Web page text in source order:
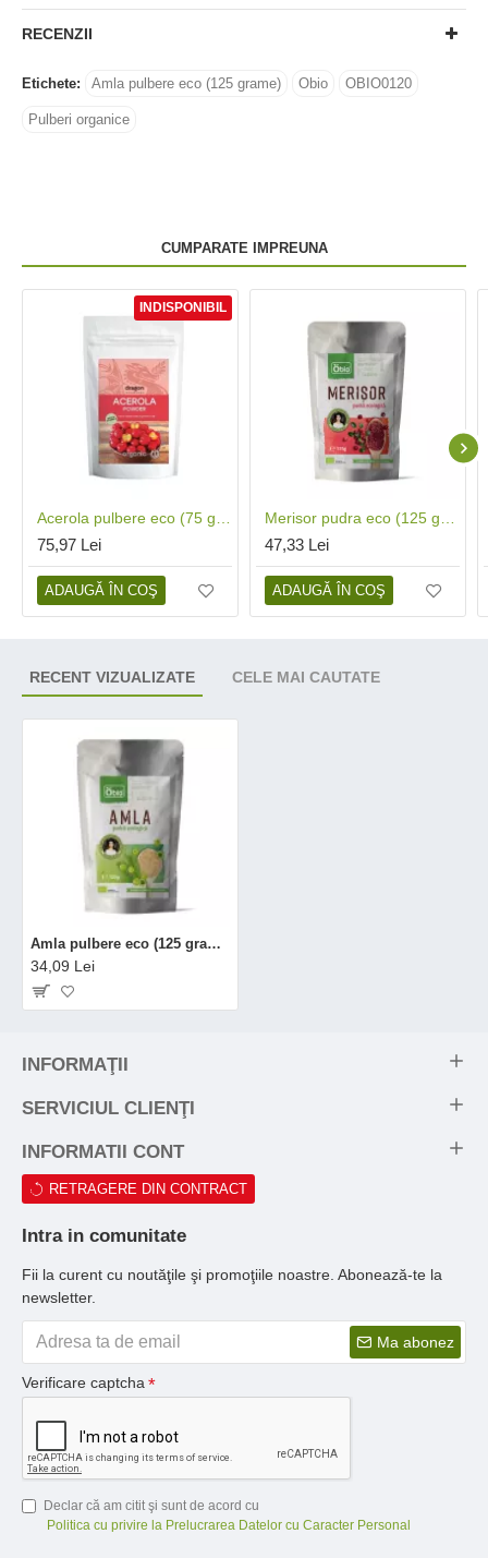
RECENZII
Etichete: Amla pulbere eco (125 grame) Obio OBIO0120
Pulberi organice
CUMPARATE IMPREUNA
INDISPONIBIL
75,97 Lei
ADAUGĂ ÎN COŞ
47,33 Lei
ADAUGĂ ÎN COŞ
RECENT VIZUALIZATE CELE MAI CAUTATE
Amla pulbere eco (125 grame), Obio
34,09 Lei
INFORMAŢII
SERVICIUL CLIENŢI
INFORMATII CONT
RETRAGERE DIN CONTRACT
Intra in comunitate
Fii la curent cu noutăţile şi promoţiile noastre. Abonează-te la
newsletter.
Ma abonez
Verificare captcha
Declar că am citit şi sunt de acord cu
Politica cu privire la Prelucrarea Datelor cu Caracter Personal